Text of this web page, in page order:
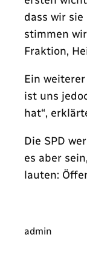
dass wir
stimmen
Fraktion,
Ein
ist uns
hat“,
Die SPD
es aber
lauten:
admin